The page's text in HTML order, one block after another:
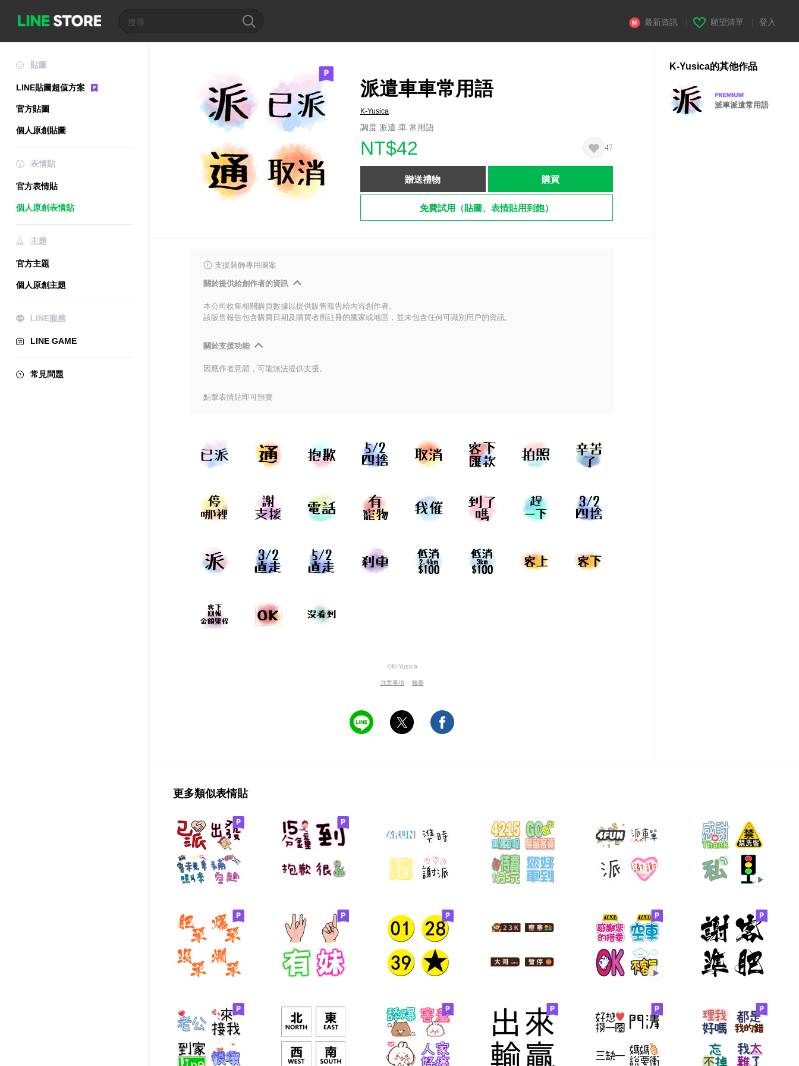
最新資訊 願望清單 登入
貼圖
LINE貼圖超值方案
官方貼圖
個人原創貼圖
表情貼
官方表情貼
個人原創表情貼
主題
官方主題
個人原創主題
LINE服務
LINE GAME
常見問題
派遣車車常用語
K-Yusica
調度 派遣 車 常用語
NT$42 47
贈送禮物 購買
免費試用（貼圖、表情貼用到飽）
支援裝飾專用圖案
關於提供給創作者的資訊
本公司收集相關購買數據以提供販售報告給內容創作者。
該販售報告包含購買日期及購買者所註冊的國家或地區，並未包含任何可識別用戶的資訊。
關於支援功能
因應作者意願，可能無法提供支援。
點擊表情貼即可預覽
©K-Yusica
注意事項 檢舉
K-Yusica的其他作品
派車派遣常用語
更多類似表情貼